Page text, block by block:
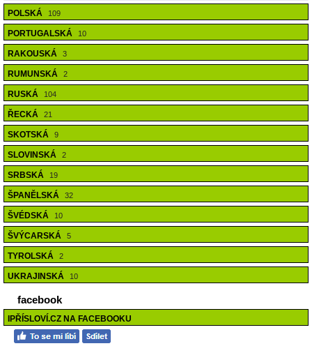
POLSKÁ 109
PORTUGALSKÁ 10
RAKOUSKÁ 3
RUMUNSKÁ 2
RUSKÁ 104
ŘECKÁ 21
SKOTSKÁ 9
SLOVINSKÁ 2
SRBSKÁ 19
ŠPANĚLSKÁ 32
ŠVÉDSKÁ 10
ŠVÝCARSKÁ 5
TYROLSKÁ 2
UKRAJINSKÁ 10
facebook
IPŘÍSLOVÍ.CZ NA FACEBOOKU